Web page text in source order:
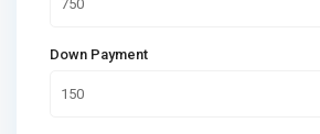
Down Payment